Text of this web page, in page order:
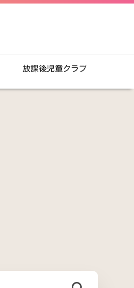
放課後児童クラブ